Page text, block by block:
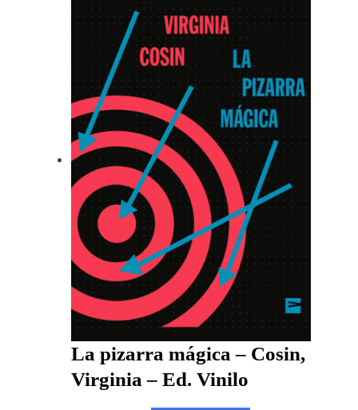
La pizarra mágica – Cosin,
Virginia – Ed. Vinilo